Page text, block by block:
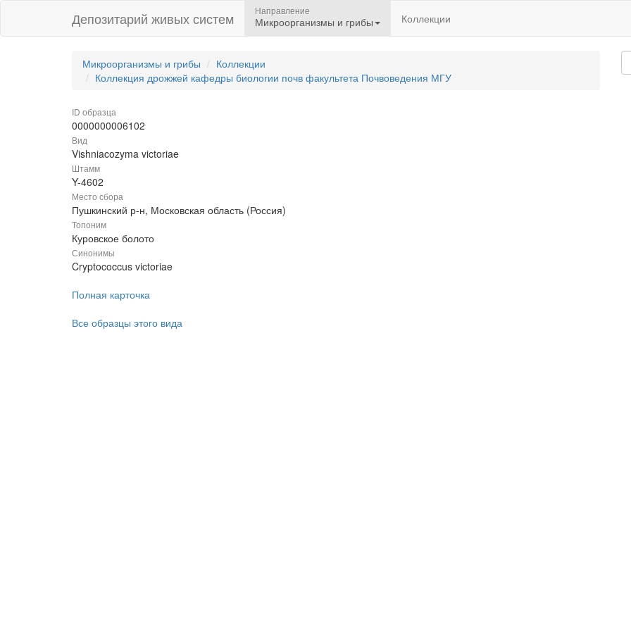
Депозитарий живых систем Направление
Микроорганизмы и грибы Коллекции
Микроорганизмы и грибы
Коллекции
Коллекция дрожжей кафедры биологии почв факультета Почвоведения МГУ
ID образца
0000000006102
Вид
Vishniacozyma victoriae
Штамм
Y-4602
Место сбора
Пушкинский р-н, Московская область (Россия)
Топоним
Куровское болото
Синонимы
Cryptococcus victoriae
Полная карточка
Все образцы этого вида